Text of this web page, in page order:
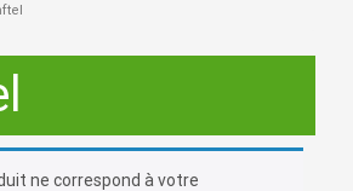
ne correspond à votre